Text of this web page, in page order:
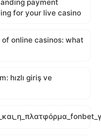
payment
for your live casino
online casinos: what
hızlı giriş ve